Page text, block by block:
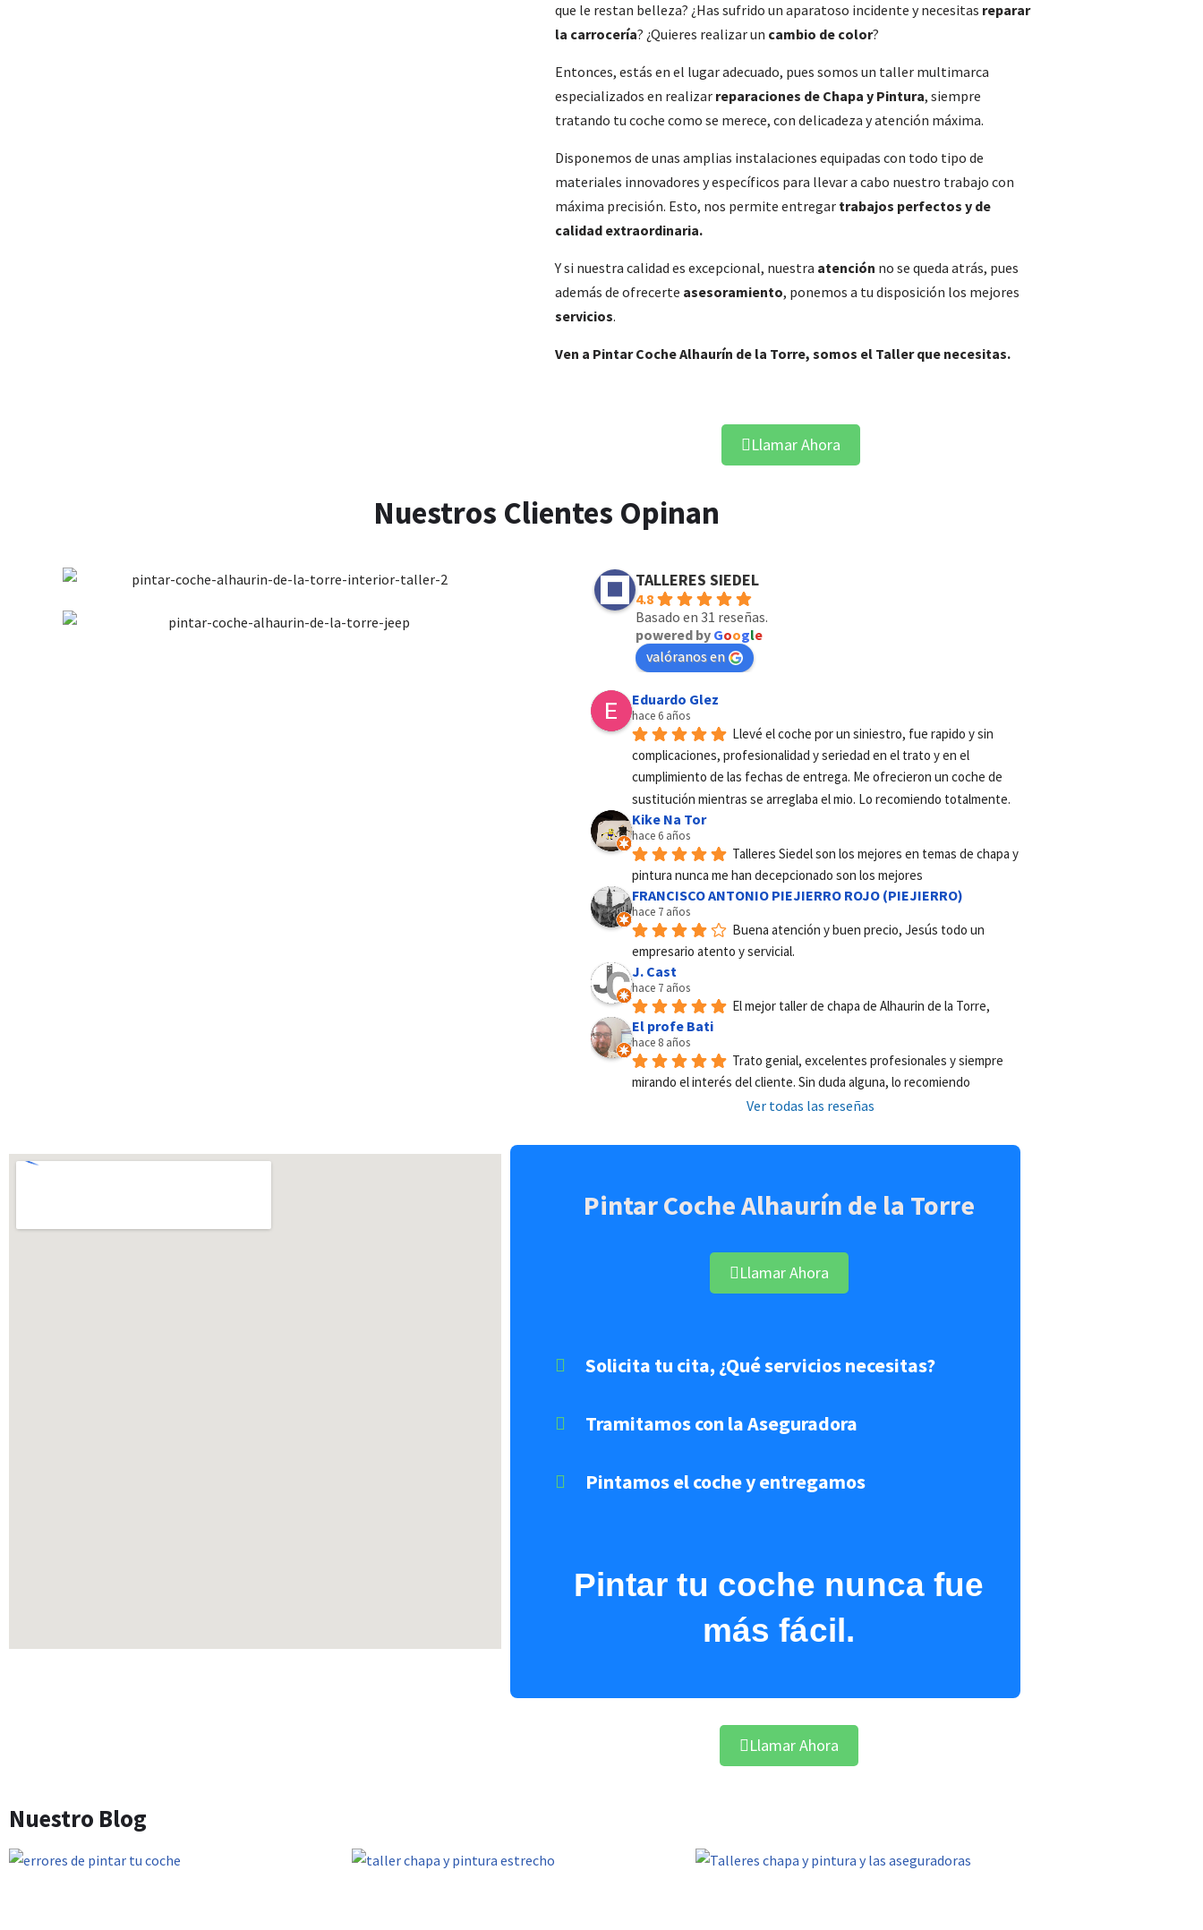
que le restan belleza? ¿Has sufrido un aparatoso incidente y necesitas reparar
la carrocería? ¿Quieres realizar un cambio de color?
Entonces, estás en el lugar adecuado, pues somos un taller multimarca
especializados en realizar reparaciones de Chapa y Pintura, siempre
tratando tu coche como se merece, con delicadeza y atención máxima.
Disponemos de unas amplias instalaciones equipadas con todo tipo de
materiales innovadores y específicos para llevar a cabo nuestro trabajo con
máxima precisión. Esto, nos permite entregar trabajos perfectos y de
calidad extraordinaria.
Y si nuestra calidad es excepcional, nuestra atención no se queda atrás, pues
además de ofrecerte asesoramiento, ponemos a tu disposición los mejores
servicios.
Ven a Pintar Coche Alhaurín de la Torre, somos el Taller que necesitas.
Llamar Ahora
Nuestros Clientes Opinan
TALLERES SIEDEL
4.8
Basado en 31 reseñas.
powered by Google
valóranos en
Eduardo Glez
hace 6 años
Llevé el coche por un siniestro, fue rapido y sin
complicaciones, profesionalidad y seriedad en el trato y en el
cumplimiento de las fechas de entrega. Me ofrecieron un coche de
sustitución mientras se arreglaba el mio. Lo recomiendo totalmente.
Kike Na Tor
hace 6 años
Talleres Siedel son los mejores en temas de chapa y
pintura nunca me han decepcionado son los mejores
FRANCISCO ANTONIO PIEJIERRO ROJO (PIEJIERRO)
hace 7 años
Buena atención y buen precio, Jesús todo un
empresario atento y servicial.
J. Cast
hace 7 años
El mejor taller de chapa de Alhaurin de la Torre,
El profe Bati
hace 8 años
Trato genial, excelentes profesionales y siempre
mirando el interés del cliente. Sin duda alguna, lo recomiendo
Ver todas las reseñas
Pintar Coche Alhaurín de la Torre
Llamar Ahora
Solicita tu cita, ¿Qué servicios necesitas?
Tramitamos con la Aseguradora
Pintamos el coche y entregamos
Pintar tu coche nunca fue
más fácil.
Llamar Ahora
Nuestro Blog